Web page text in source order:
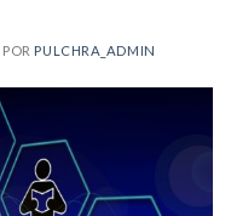
POR PULCHRA_ADMIN